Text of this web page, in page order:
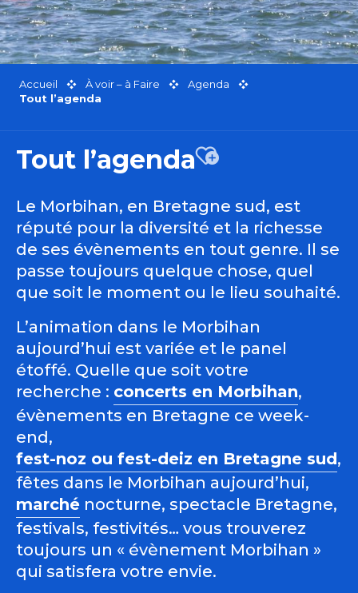
Accueil À voir – à Faire
Agenda
Tout l’agenda
Tout l’agendaAjouter aux
Le Morbihan, en Bretagne sud, est
réputé pour la diversité et la richesse
de ses évènements en tout genre. Il se
passe toujours quelque chose, quel
que soit le moment ou le lieu souhaité.
L’animation dans le Morbihan
aujourd’hui est variée et le panel
étoffé. Quelle que soit votre
recherche : concerts en Morbihan,
évènements en Bretagne ce week-
end,
fest-noz ou fest-deiz en Bretagne sud,
fêtes dans le Morbihan aujourd’hui,
marché nocturne, spectacle Bretagne,
festivals, festivités… vous trouverez
toujours un « évènement Morbihan »
qui satisfera votre envie.